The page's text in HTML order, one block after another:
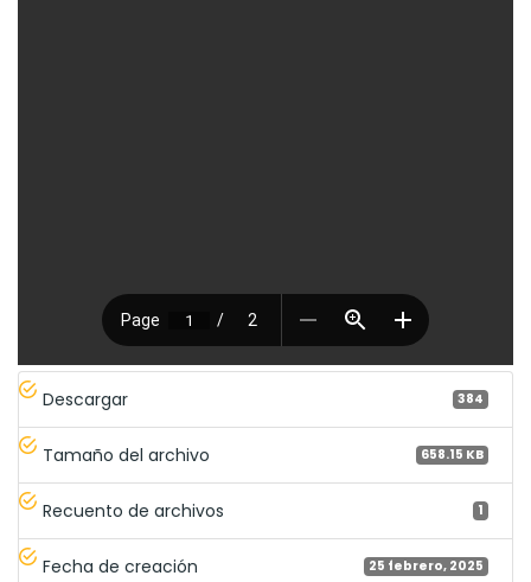
Descargar 384
Tamaño del archivo 658.15 KB
Recuento de archivos 1
Fecha de creación 25 febrero, 2025